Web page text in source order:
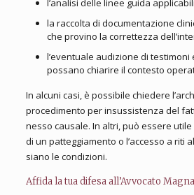
l’analisi delle linee guida
la raccolta di documentazione
che provino la correttezza
l’eventuale audizione di testimoni
possano chiarire il contesto
In alcuni casi, è possibile chiedere
procedimento per insussistenza del
nesso causale. In altri, può essere
di un patteggiamento o l’accesso a riti
siano le condizioni.
Affida la tua difesa all’Avvocato